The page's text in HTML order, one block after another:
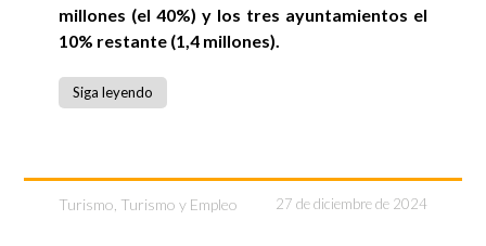
millones (el 40%) y los tres ayuntamientos el
10% restante (1,4 millones).
Siga leyendo
Turismo Turismo y Empleo 27 de diciembre de 2024